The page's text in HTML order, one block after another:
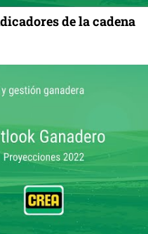
de la cadena